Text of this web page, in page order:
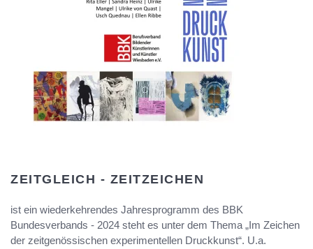
ZEITGLEICH - ZEITZEICHEN
ist ein wiederkehrendes Jahresprogramm des BBK
Bundesverbands - 2024 steht es unter dem Thema „Im Zeichen
der zeitgenössischen experimentellen Druckkunst“. U.a.